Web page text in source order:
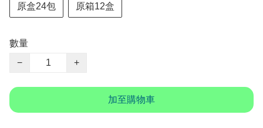
原盒24包 原箱12盒
數量
−
+
加至購物車